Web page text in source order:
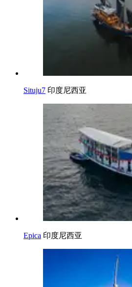
Situju7 印度尼西亚
Epica 印度尼西亚